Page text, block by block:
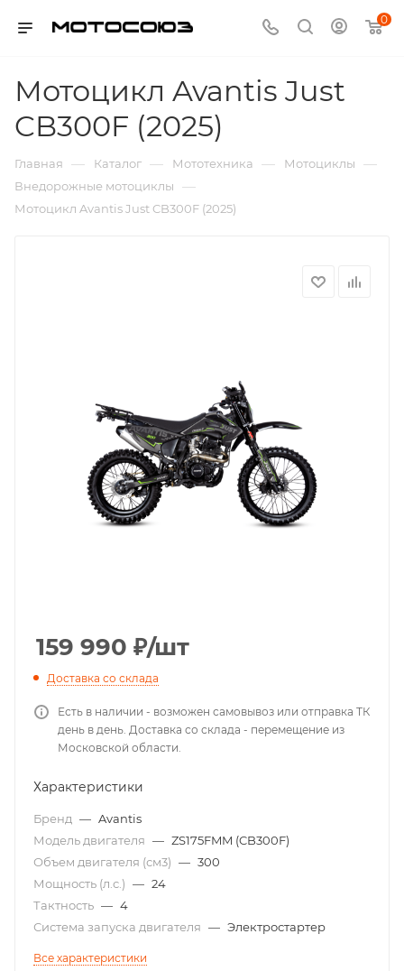
0
Мотоцикл Avantis Just
CB300F (2025)
Главная — Каталог — Мототехника — Мотоциклы —
Внедорожные мотоциклы —
Мотоцикл Avantis Just CB300F (2025)
159 990 ₽/шт
Доставка со склада
Есть в наличии - возможен самовывоз или отправка ТК
день в день. Доставка со склада - перемещение из
Московской области.
Характеристики
Бренд — Avantis
Модель двигателя — ZS175FMM (CB300F)
Объем двигателя (см3) — 300
Мощность (л.с.) — 24
Тактность — 4
Система запуска двигателя — Электростартер
Все характеристики